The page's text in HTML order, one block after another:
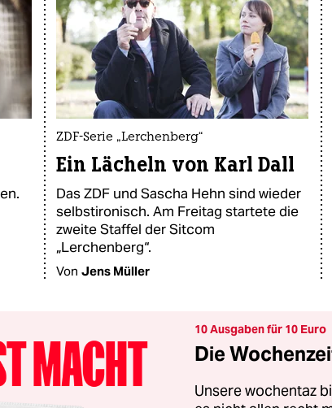
ZDF-Serie „Lerchenberg“
Ein Lächeln von Karl Dall
Das ZDF und Sascha Hehn sind wieder
selbstironisch. Am Freitag startete die
zweite Staffel der Sitcom
„Lerchenberg“.
Von Jens Müller
10 Ausgaben für 10 Euro
Die
Unsere wochentaz